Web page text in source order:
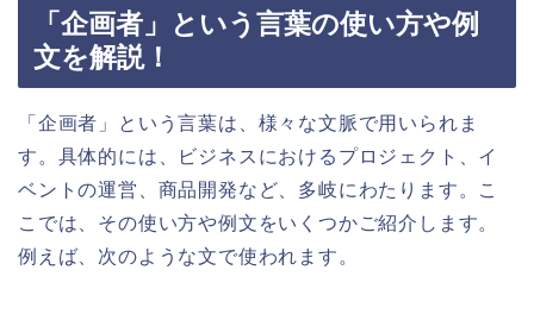
「企画者」という言葉の使い方や例
文を解説！
「企画者」という言葉は、様々な文脈で用いられま
す。具体的には、ビジネスにおけるプロジェクト、イ
ベントの運営、商品開発など、多岐にわたります。こ
こでは、その使い方や例文をいくつかご紹介します。
例えば、次のような文で使われます。